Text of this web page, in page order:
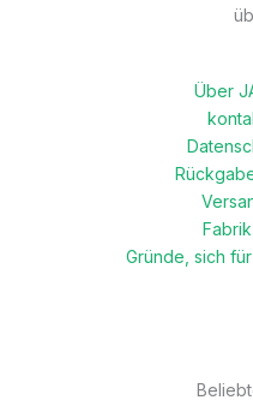
Über
Gründe, sich